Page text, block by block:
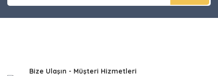
Bize Ulaşın - Müşteri Hizmetleri